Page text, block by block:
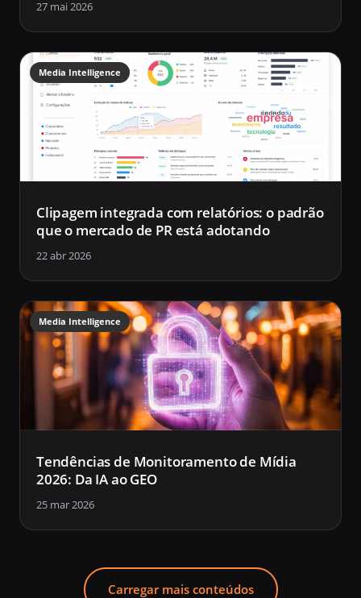
27 mai 2026
Media Intelligence
Clipagem integrada com relatórios: o padrão
que o mercado de PR está adotando
22 abr 2026
Media Intelligence
Tendências de Monitoramento de Mídia
2026: Da IA ao GEO
25 mar 2026
Carregar mais conteúdos